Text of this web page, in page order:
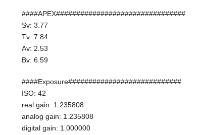
####APEX################################
Sv: 3.77
Tv: 7.84
Av: 2.53
Bv: 6.59
####Exposure############################
ISO: 42
real gain: 1.235808
analog gain: 1.235808
digital gain: 1.000000